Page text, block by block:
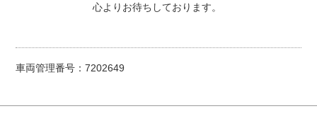
心よりお待ちしております。
車両管理番号：7202649